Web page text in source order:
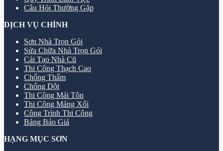
Câu Hỏi Thường Gặp
DỊCH VỤ CHÍNH
Sơn Nhà Trọn Gói
Sửa Chữa Nhà Trọn Gói
Cải Tạo Nhà Cũ
Thi Công Thạch Cao
Chống Thấm
Chống Dột
Thi Công Mái Tôn
Thi Công Máng Xối
Công Trình Thi Công
Bảng Báo Giá
HẠNG MỤC SƠN